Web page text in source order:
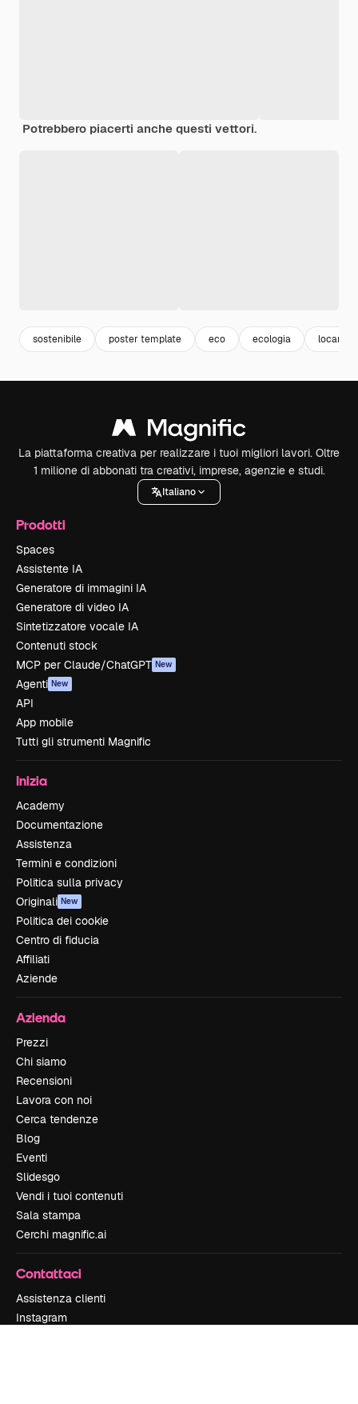
Potrebbero piacerti anche questi vettori.
sostenibile poster template eco ecologia
La piattaforma creativa per realizzare i tuoi migliori lavori. Oltre
1 milione di abbonati tra creativi, imprese, agenzie e studi.
Italiano
Prodotti
Spaces
Assistente IA
Generatore di immagini IA
Generatore di video IA
Sintetizzatore vocale IA
Contenuti stock
MCP per Claude/ChatGPT New
Agenti New
API
App mobile
Tutti gli strumenti Magnific
Inizia
Academy
Documentazione
Assistenza
Termini e condizioni
Politica sulla privacy
Originali New
Politica dei cookie
Centro di fiducia
Affiliati
Aziende
Azienda
Prezzi
Chi siamo
Recensioni
Lavora con noi
Cerca tendenze
Blog
Eventi
Slidesgo
Vendi i tuoi contenuti
Sala stampa
Cerchi magnific.ai
Contattaci
Assistenza clienti
Instagram